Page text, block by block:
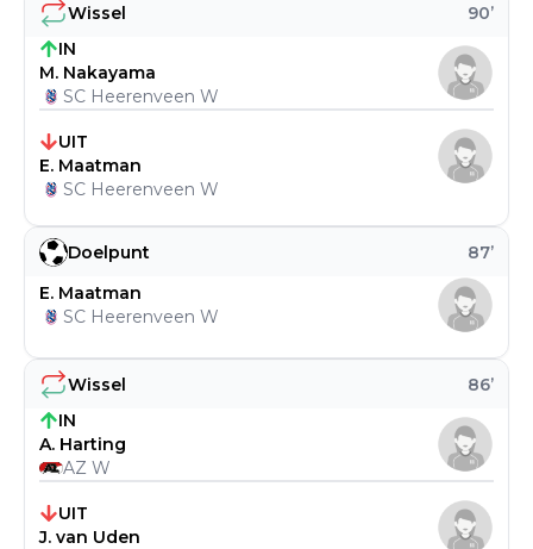
Wissel 86’
IN
A. Harting
AZ W
UIT
J. van Uden
Doelpunt 87’
E. Maatman
SC Heerenveen W
Wissel 90’
IN
M. Nakayama
SC Heerenveen W
UIT
E. Maatman
SC Heerenveen W